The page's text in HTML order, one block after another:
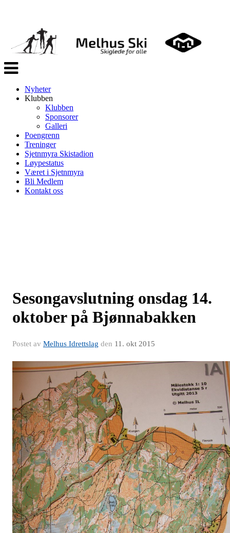
Veksle
navigasjon
Nyheter
Klubben
Klubben
Sponsorer
Galleri
Poengrenn
Treninger
Sjetnmyra Skistadion
Løypestatus
Været i Sjetnmyra
Bli Medlem
Kontakt oss
Sesongavslutning onsdag 14.
oktober på Bjønnabakken
Postet av Melhus Idrettslag den 11. okt 2015